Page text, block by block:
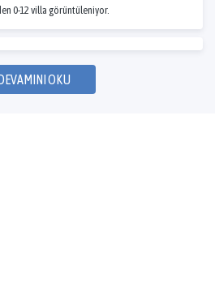
0-12 villa görüntüleniyor.
OKU